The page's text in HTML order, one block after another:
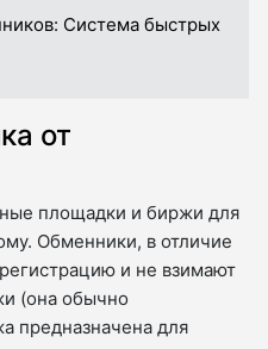
Система быстрых
от
площадки и биржи для
Обменники, в отличие
и не взимают
(она обычно
предназначена для